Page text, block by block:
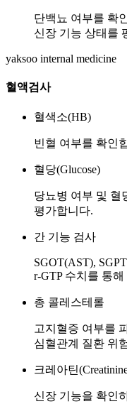
단백뇨 여부를 확
신장 기능 상태를
yaksoo internal medicine
혈액검사
혈색소(HB)
빈혈 여부를 확인
혈당(Glucose)
당뇨병 여부 및 혈
평가합니다.
간 기능 검사
SGOT(AST),
r-GTP 수치를 통
총 콜레스테롤
고지혈증 여부를
심혈관계 질환 위
크레아틴
신장 기능을 확인